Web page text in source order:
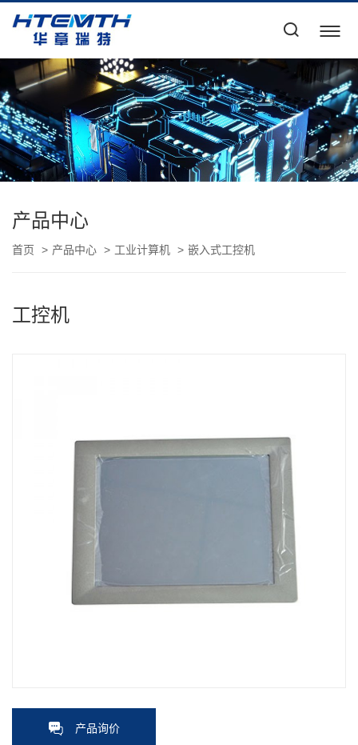
产品中心
首页 产品中心 工业计算机 嵌入式工控机
工控机
产品询价